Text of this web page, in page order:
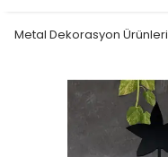
Metal Dekorasyon Ürünleri